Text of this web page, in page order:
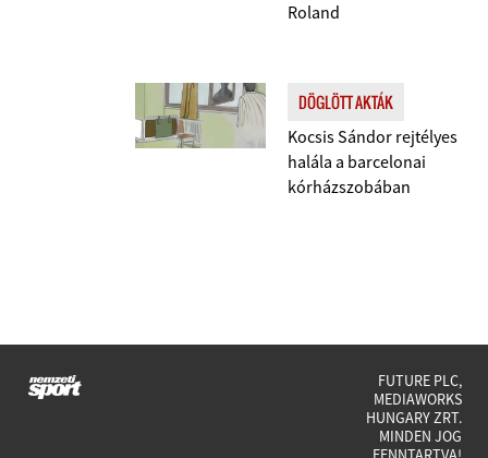
Roland
DÖGLÖTT AKTÁK
Kocsis Sándor rejtélyes
halála a barcelonai
kórházszobában
FUTURE PLC,
MEDIAWORKS
HUNGARY ZRT.
MINDEN JOG